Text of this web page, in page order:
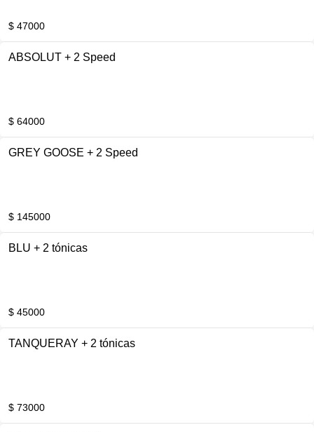
$ 47000
ABSOLUT + 2 Speed
$ 64000
GREY GOOSE + 2 Speed
$ 145000
BLU + 2 tónicas
$ 45000
TANQUERAY + 2 tónicas
$ 73000